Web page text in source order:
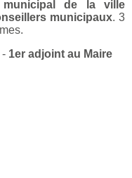
municipal de la ville
municipaux. 3
- 1er adjoint au Maire